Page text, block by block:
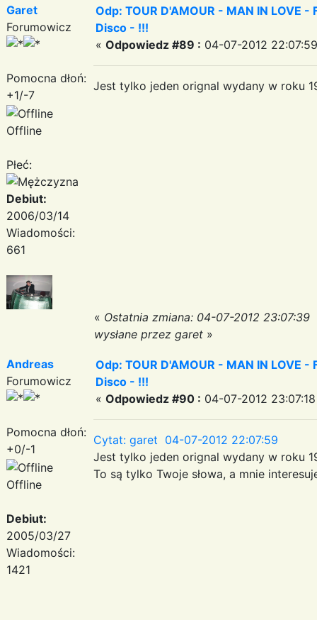
Garet
Forumowicz
Pomocna dłoń:
+1/-7
Offline
Płeć:
Debiut:
2006/03/14
Wiadomości:
661
Odp: TOUR D'AMOUR - MAN IN LOVE
Disco - !!!
« Odpowiedz #89 : 04-07-2012
Jest tylko jeden orignal wydany w roku
« Ostatnia zmiana: 04-07-2012 23:07:39
wysłane przez garet »
Andreas
Forumowicz
Pomocna dłoń:
+0/-1
Offline
Debiut:
2005/03/27
Wiadomości:
1421
Odp: TOUR D'AMOUR - MAN IN LOVE
Disco - !!!
« Odpowiedz #90 : 04-07-2012
Cytat: garet 04-07-2012 22:07:59
Jest tylko jeden orignal wydany w roku
To są tylko Twoje słowa, a mnie